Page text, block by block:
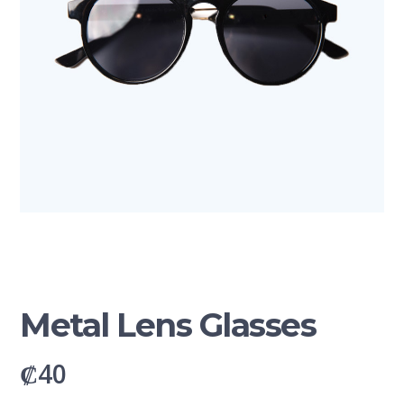
Metal Lens Glasses
₡40